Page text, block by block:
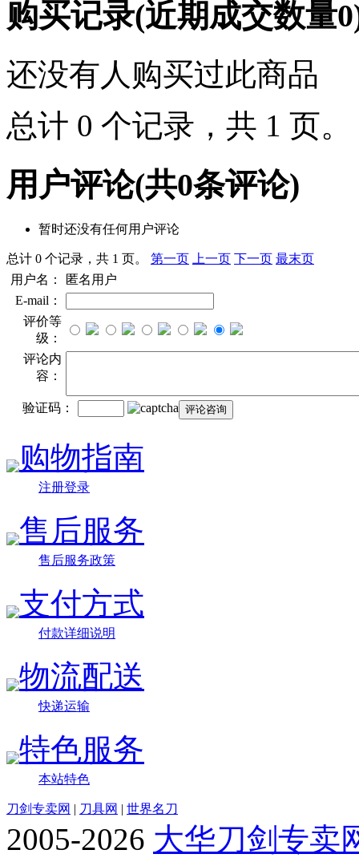
购买记录(近期成交数量0
还没有人购买过此商品
总计 0 个记录，共 1 页。
用户评论(共0条评论)
暂时还没有任何用户评论
总计 0 个记录，共 1 页。 第一页 上一页 下一页 最末页
用户名：
匿名用户
E-mail：
评价等
级：
评论内
容：
验证码：
购物指南
注册登录
售后服务
售后服务政策
支付方式
付款详细说明
物流配送
快递运输
特色服务
本站特色
刀剑专卖网 | 刀具网 | 世界名刀
2005-2026 大华刀剑专卖